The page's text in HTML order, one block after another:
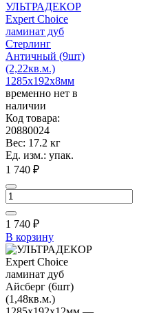
УЛЬТРАДЕКОР
Expert Choice
ламинат дуб
Стерлинг
Античный (9шт)
(2,22кв.м.)
1285х192х8мм
временно нет в
наличии
Код товара:
20880024
Вес: 17.2 кг
Ед. изм.: упак.
1 740 ₽
1 740 ₽
В корзину